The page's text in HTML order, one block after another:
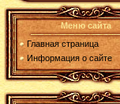
Меню сайта
Главная страница
Информация о сайте